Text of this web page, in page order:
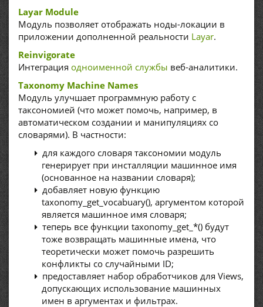
Layar Module
Модуль позволяет отображать ноды-локации в
приложении дополненной реальности Layar.
Reinvigorate
Интеграция одноименной службы веб-аналитики.
Taxonomy Machine Names
Модуль улучшает программную работу с
таксономией (что может помочь, например, в
автоматическом создании и манипуляциях со
словарями). В частности:
для каждого словаря таксономии модуль
генерирует при инсталляции машинное имя
(основанное на названии словаря);
добавляет новую функцию
taxonomy_get_vocabuary(), аргументом которой
является машинное имя словаря;
теперь все функции taxonomy_get_*() будут
тоже возвращать машинные имена, что
теоретически может помочь разрешить
конфликты со случайными ID;
предоставляет набор обработчиков для Views,
допускающих использование машинных
имен в аргументах и фильтрах.